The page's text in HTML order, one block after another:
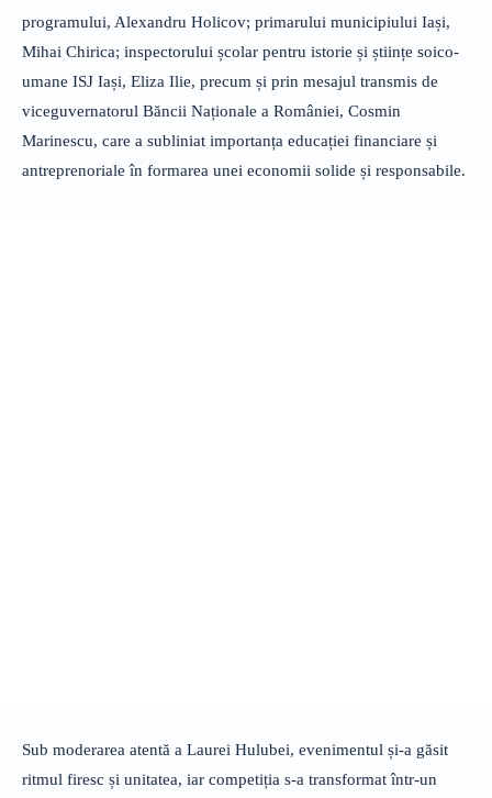
programului, Alexandru Holicov; primarului municipiului Iași,
Mihai Chirica; inspectorului școlar pentru istorie și științe soico-
umane ISJ Iași, Eliza Ilie, precum și prin mesajul transmis de
viceguvernatorul Băncii Naționale a României, Cosmin
Marinescu, care a subliniat importanța educației financiare și
antreprenoriale în formarea unei economii solide și responsabile.
Sub moderarea atentă a Laurei Hulubei, evenimentul și-a găsit
ritmul firesc și unitatea, iar competiția s-a transformat într-un